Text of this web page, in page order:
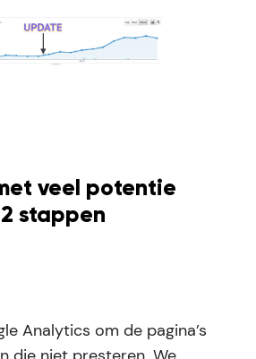
veel potentie
stappen
Analytics om de pagina’s